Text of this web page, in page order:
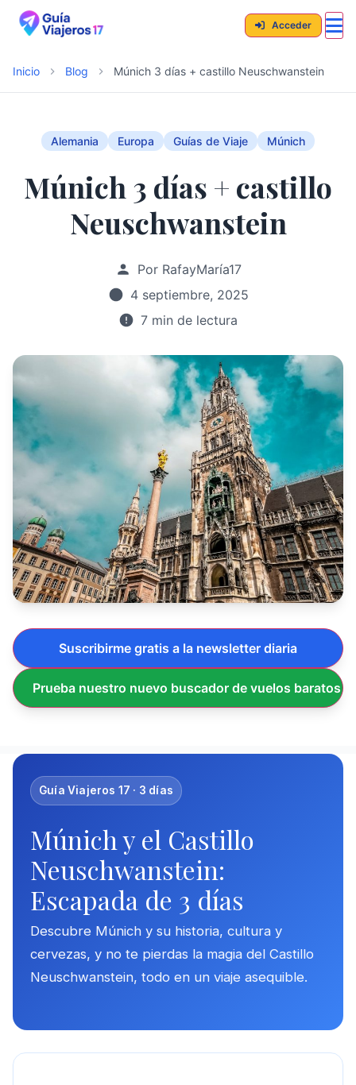
Acceder
Inicio Blog Múnich 3 días + castillo Neuschwanstein
Alemania Europa Guías de Viaje Múnich
Múnich 3 días + castillo
Neuschwanstein
Por RafayMaría17
4 septiembre, 2025
7 min de lectura
Suscribirme gratis a la newsletter diaria
Prueba nuestro nuevo buscador de vuelos baratos
Guía Viajeros 17 · 3 días
Múnich y el Castillo
Neuschwanstein:
Escapada de 3 días
Descubre Múnich y su historia, cultura y
cervezas, y no te pierdas la magia del Castillo
Neuschwanstein, todo en un viaje asequible.